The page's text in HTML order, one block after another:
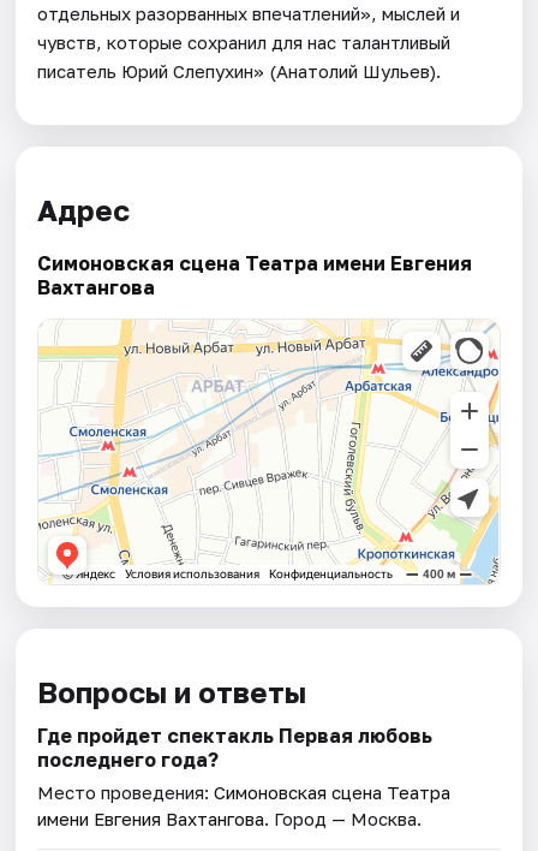
отдельных разорванных впечатлений», мыслей и
чувств, которые сохранил для нас талантливый
писатель Юрий Слепухин» (Анатолий Шульев).
Адрес
Симоновская сцена Театра имени Евгения
Вахтангова
Вопросы и ответы
Где пройдет спектакль Первая любовь
последнего года?
Место проведения:Симоновская сцена Театра
имени Евгения Вахтангова . Город — Москва.